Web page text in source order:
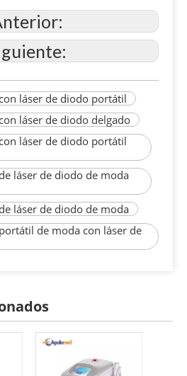
láser de diodo portátil
láser de diodo delgado
láser de diodo portátil
láser de diodo de moda
láser de diodo de moda
de moda con láser de